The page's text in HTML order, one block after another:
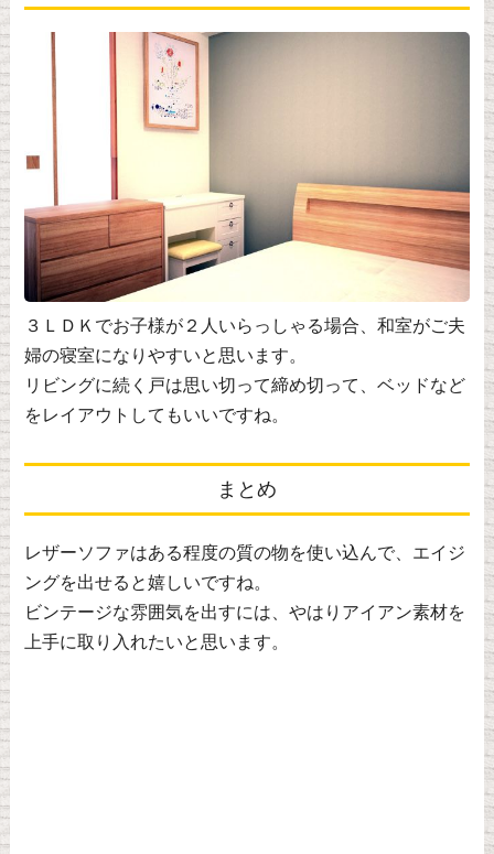
３ＬＤＫでお子様が２人いらっしゃる場合、和室がご夫
婦の寝室になりやすいと思います。
リビングに続く戸は思い切って締め切って、ベッドなど
をレイアウトしてもいいですね。
まとめ
レザーソファはある程度の質の物を使い込んで、エイジ
ングを出せると嬉しいですね。
ビンテージな雰囲気を出すには、やはりアイアン素材を
上手に取り入れたいと思います。